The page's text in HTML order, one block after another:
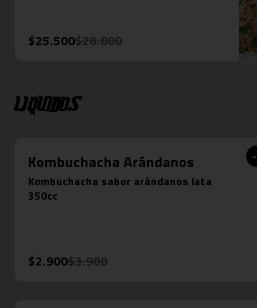
$25.500$28.800
Liquidos
-
Kombuchacha Arándanos
Kombuchacha sabor arándanos lata
350cc
$2.900$3.900